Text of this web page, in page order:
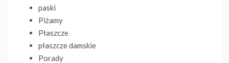
paski
Piżamy
Płaszcze
płaszcze damskie
Porady